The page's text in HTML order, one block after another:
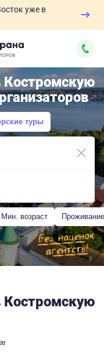
уже в
Костромскую
туры
Мин. возраст Проживание
Костромскую